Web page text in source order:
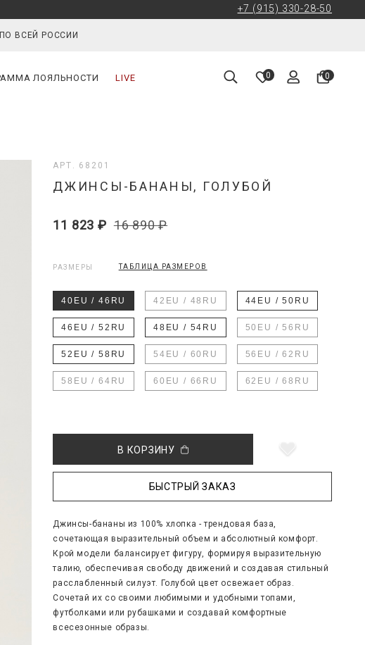
+7 (915) 330-28-50
ВСЕЙ РОССИИ
ЛОЯЛЬНОСТИ LIVE 0 0
АРТ. 68201
ДЖИНСЫ-БАНАНЫ, ГОЛУБОЙ
11 823 ₽ 16 890 ₽
РАЗМЕРЫ ТАБЛИЦА РАЗМЕРОВ
40EU / 46RU 42EU / 48RU 44EU / 50RU
46EU / 52RU 48EU / 54RU 50EU / 56RU
52EU / 58RU 54EU / 60RU 56EU / 62RU
58EU / 64RU 60EU / 66RU 62EU / 68RU
В КОРЗИНУ
БЫСТРЫЙ ЗАКАЗ
Джинсы-бананы из 100% хлопка - трендовая база,
сочетающая выразительный объем и абсолютный комфорт.
Крой модели балансирует фигуру, формируя выразительную
талию, обеспечивая свободу движений и создавая стильный
расслабленный силуэт. Голубой цвет освежает образ.
Сочетай их со своими любимыми и удобными топами,
футболками или рубашками и создавай комфортные
всесезонные образы.